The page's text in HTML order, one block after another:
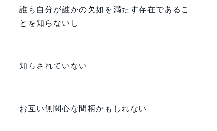
誰も自分が誰かの欠如を満たす存在であるこ
とを知らないし
知らされていない
お互い無関心な間柄かもしれない